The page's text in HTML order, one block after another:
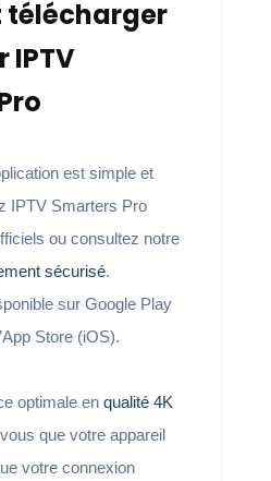
télécharger
IPTV
est simple et
IPTV Smarters Pro
ou consultez notre
sécurisé.
sur Google Play
Store (iOS).
optimale en qualité 4K
que votre appareil
votre connexion